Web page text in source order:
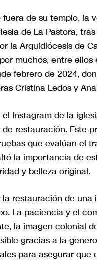
fuera de su templo, la
de La Pastora,
la Arquidiócesis de
muchos, entre
febrero de 2024,
Cristina Ledos y
Instagram de la
restauración. Este
que evalúan el
la importancia de
y belleza original.
restauración de
La paciencia y el
la imagen colonial
gracias a la
para asegurar